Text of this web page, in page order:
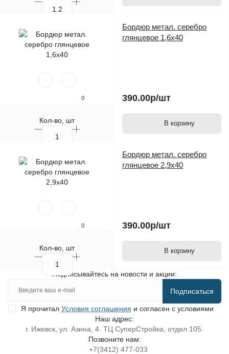
0
Кол-во, шт
Бордюр метал. серебро
глянцевое 1,6х40
390.00р/шт
В корзину
0
Кол-во, шт
Бордюр метал. серебро
глянцевое 2,9х40
390.00р/шт
В корзину
Подписывайтесь на новости и акции:
Подписаться
Я прочитал Условия соглашения и согласен с условиями
Наш адрес:
г. Ижевск, ул. Азина, 4. ТЦ СуперСтройка, отдел 105.
Позвоните нам:
+7(3412) 477-033